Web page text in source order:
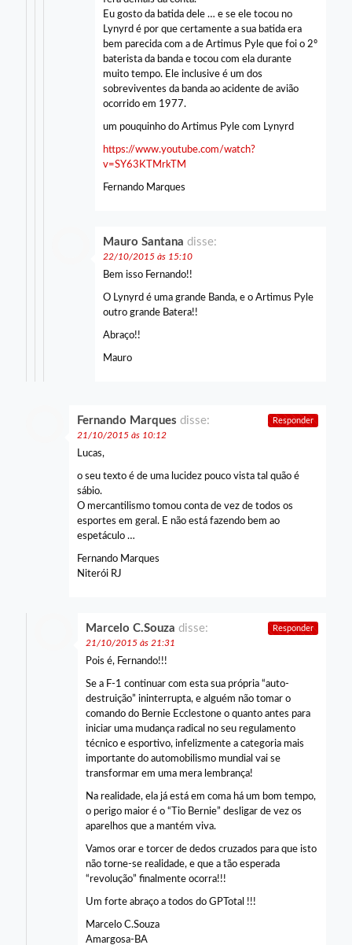
Eu gosto da batida dele … e se ele tocou no
Lynyrd é por que certamente a sua batida era
bem parecida com a de Artimus Pyle que foi o 2º
baterista da banda e tocou com ela durante
muito tempo. Ele inclusive é um dos
sobreviventes da banda ao acidente de avião
ocorrido em 1977.
um pouquinho do Artimus Pyle com Lynyrd
https://www.youtube.com/watch?
v=SY63KTMrkTM
Fernando Marques
Mauro Santana disse:
22/10/2015 às 15:10
Bem isso Fernando!!
O Lynyrd é uma grande Banda, e o Artimus Pyle
outro grande Batera!!
Abraço!!
Mauro
Fernando Marques disse:
21/10/2015 às 10:12
Lucas,
o seu texto é de uma lucidez pouco vista tal quão é
sábio.
O mercantilismo tomou conta de vez de todos os
esportes em geral. E não está fazendo bem ao
espetáculo …
Fernando Marques
Niterói RJ
Responder
Marcelo C.Souza disse:
21/10/2015 às 21:31
Pois é, Fernando!!!
Se a F-1 continuar com esta sua própria “auto-
destruição” ininterrupta, e alguém não tomar o
comando do Bernie Ecclestone o quanto antes para
iniciar uma mudança radical no seu regulamento
técnico e esportivo, infelizmente a categoria mais
importante do automobilismo mundial vai se
transformar em uma mera lembrança!
Na realidade, ela já está em coma há um bom tempo,
o perigo maior é o “Tio Bernie” desligar de vez os
aparelhos que a mantém viva.
Vamos orar e torcer de dedos cruzados para que isto
não torne-se realidade, e que a tão esperada
“revolução” finalmente ocorra!!!
Um forte abraço a todos do GPTotal !!!
Marcelo C.Souza
Amargosa-BA
Responder